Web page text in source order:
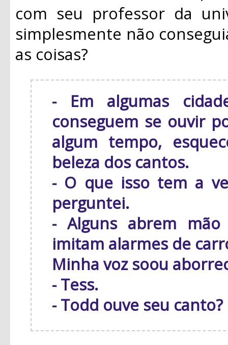
com seu professor da
simplesmente não
as coisas?
- Em algumas
conseguem se ouvir
algum tempo,
beleza dos cantos.
- O que isso tem a
perguntei.
- Alguns abrem
imitam alarmes de
Minha voz soou
- Tess.
- Todd ouve seu canto?